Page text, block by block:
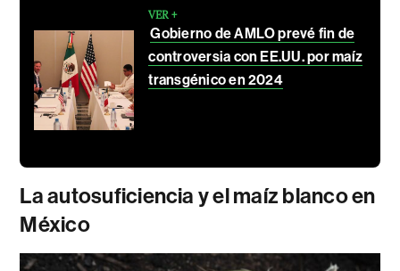
VER +
Gobierno de AMLO prevé fin de
controversia con EE.UU. por maíz
transgénico en 2024
La autosuficiencia y el maíz blanco en
México